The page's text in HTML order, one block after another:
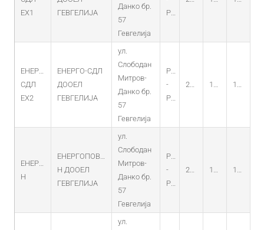
ЕХ1
ГЕВГЕЛИЈА
Данко бр.
57
Гевгелија
PV
ЕНЕРГО-
СДЛ
ЕХ2
ЕНЕРГО-СДЛ
ДООЕЛ
ГЕВГЕЛИЈА
ул.
Слободан
Митров-
Данко бр.
57
Гевгелија
PO
-
PV
23.01.2015 18.12.2014 18.12.2029
ЕНЕРГОПОВЕР-
Н
ЕНЕРГОПОВЕР-
Н ДООЕЛ
ГЕВГЕЛИЈА
ул.
Слободан
Митров-
Данко бр.
57
Гевгелија
PO
-
PV
23.01.2015 18.12.2014 18.12.2029
ул.